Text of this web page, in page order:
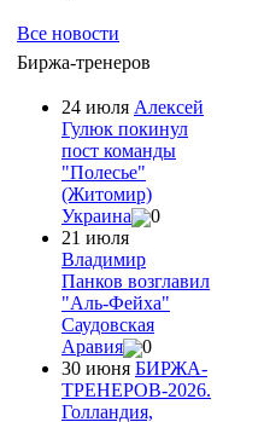
Все новости
Биржа-тренеров
24 июля Алексей
Гулюк покинул
пост команды
"Полесье"
(Житомир)
Украина
0
21 июля
Владимир
Панков возглавил
"Аль-Фейха"
Саудовская
Аравия
0
30 июня БИРЖА-
ТРЕНЕРОВ-2026.
Голландия,